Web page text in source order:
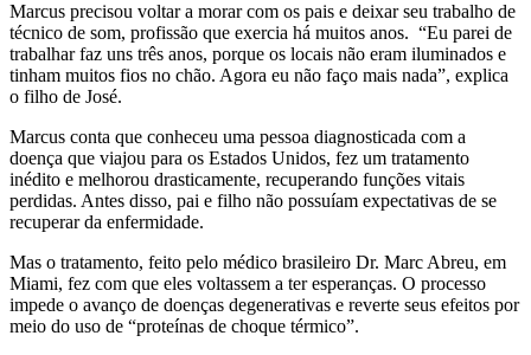
Marcus precisou voltar a morar com os pais e deixar seu trabalho de
técnico de som, profissão que exercia há muitos anos. “Eu parei de
trabalhar faz uns três anos, porque os locais não eram iluminados e
tinham muitos fios no chão. Agora eu não faço mais nada”, explica
o filho de José.
Marcus conta que conheceu uma pessoa diagnosticada com a
doença que viajou para os Estados Unidos, fez um tratamento
inédito e melhorou drasticamente, recuperando funções vitais
perdidas. Antes disso, pai e filho não possuíam expectativas de se
recuperar da enfermidade.
Mas o tratamento, feito pelo médico brasileiro Dr. Marc Abreu, em
Miami, fez com que eles voltassem a ter esperanças. O processo
impede o avanço de doenças degenerativas e reverte seus efeitos por
meio do uso de “proteínas de choque térmico”.